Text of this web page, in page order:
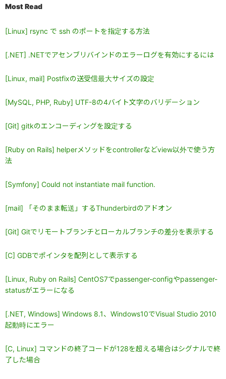
Most Read
[Linux] rsync で ssh のポートを指定する方法
[.NET] .NETでアセンブリバインドのエラーログを有効にするには
[Linux, mail] Postfixの送受信最大サイズの設定
[MySQL, PHP, Ruby] UTF-8の4バイト文字のバリデーション
[Git] gitkのエンコーディングを設定する
[Ruby on Rails] helperメソッドをcontrollerなどview以外で使う方
法
[Symfony] Could not instantiate mail function.
[mail] 「そのまま転送」するThunderbirdのアドオン
[Git] Gitでリモートブランチとローカルブランチの差分を表示する
[C] GDBでポインタを配列として表示する
[Linux, Ruby on Rails] CentOS7でpassenger-configやpassenger-
statusがエラーになる
[.NET, Windows] Windows 8.1、Windows10でVisual Studio 2010
起動時にエラー
[C, Linux] コマンドの終了コードが128を超える場合はシグナルで終
了した場合